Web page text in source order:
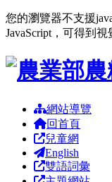
您的瀏覽器不支援
JavaScript，可得到
跳到主要內容區塊
網站導覽
回首頁
兒童網
English
雙語詞彙